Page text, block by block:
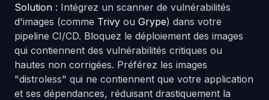
Solution : Intégrez un scanner de vulnérabilités
d'images (comme Trivy ou Grype) dans votre
pipeline CI/CD. Bloquez le déploiement des images
qui contiennent des vulnérabilités critiques ou
hautes non corrigées. Préférez les images
"distroless" qui ne contiennent que votre application
et ses dépendances, réduisant drastiquement la